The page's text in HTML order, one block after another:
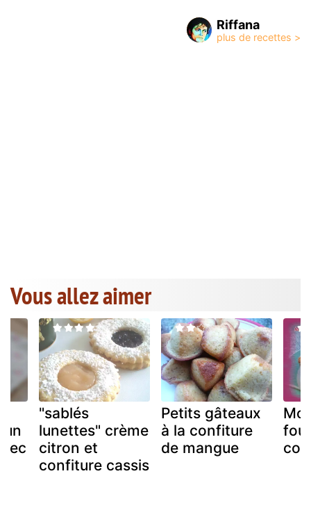
Riffana
Vous allez aimer
"sablés
lunettes" crème
citron et
confiture cassis
Petits gâteaux
à la confiture
de mangue